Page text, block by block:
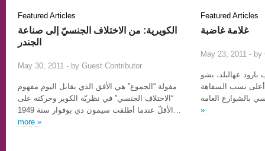
Featured Articles
الكويرية: من الاختلاف الجنسيّ إلى صناعة
الجندر
May 30, 2011 - by Guest Contributor
مقولة “الجموع” هي الأفق الذي يقابل اليوم مفهوم
“الاختلاف الجنسي” في نظريّة الكوير وحركته على
الأقلّ عندما أطلقت سيمون دي بوفوار سنة 1949…
more »
Featured Articles
غلامة غاضبة
May 23, 2011 - by
عهالبلد، بشو
نسب السفاهة
»